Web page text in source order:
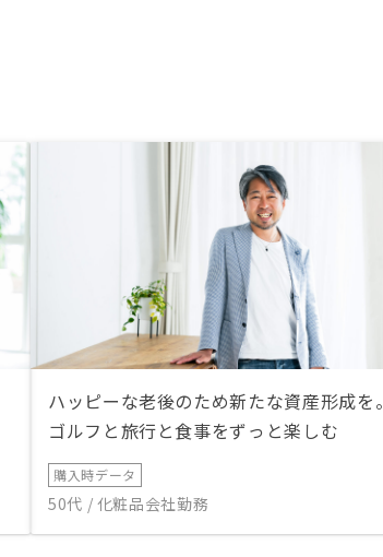
ハッピーな老後のため新たな資産形成を。
ゴルフと旅行と食事をずっと楽しむ
購入時データ
50代 / 化粧品会社勤務